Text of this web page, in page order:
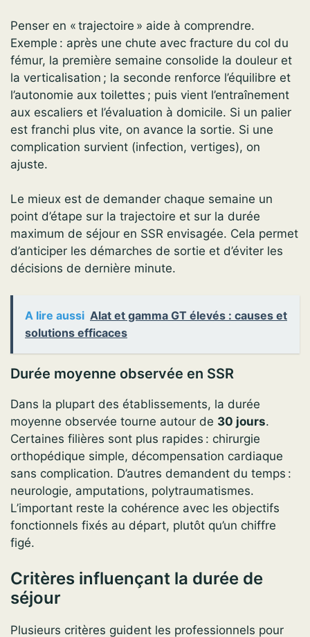
Penser en « trajectoire » aide à comprendre.
Exemple : après une chute avec fracture du col du
fémur, la première semaine consolide la douleur et
la verticalisation ; la seconde renforce l’équilibre et
l’autonomie aux toilettes ; puis vient l’entraînement
aux escaliers et l’évaluation à domicile. Si un palier
est franchi plus vite, on avance la sortie. Si une
complication survient (infection, vertiges), on
ajuste.
Le mieux est de demander chaque semaine un
point d’étape sur la trajectoire et sur la durée
maximum de séjour en SSR envisagée. Cela permet
d’anticiper les démarches de sortie et d’éviter les
décisions de dernière minute.
A lire aussi Alat et gamma GT élevés : causes et
solutions efficaces
Durée moyenne observée en SSR
Dans la plupart des établissements, la durée
moyenne observée tourne autour de 30 jours.
Certaines filières sont plus rapides : chirurgie
orthopédique simple, décompensation cardiaque
sans complication. D’autres demandent du temps :
neurologie, amputations, polytraumatismes.
L’important reste la cohérence avec les objectifs
fonctionnels fixés au départ, plutôt qu’un chiffre
figé.
Critères influençant la durée de
séjour
Plusieurs critères guident les professionnels pour